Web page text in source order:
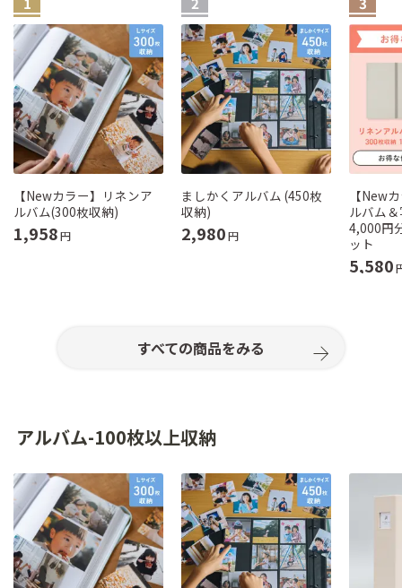
【Newカラー】リネンア
ルバム(300枚収納)
1,958円
ましかくアルバム (450枚
収納)
2,980円
【New
ルバム
4,000円
ット
5,580
すべての商品をみる
アルバム-100枚以上収納